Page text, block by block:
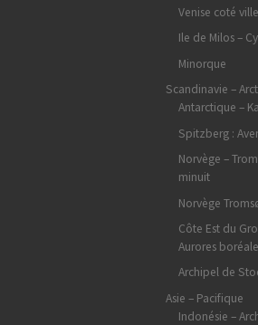
Venise coté
Ile de Milos –
Minorque
Scandinavie –
Antarctique –
Spitzberg :
Norvège –
minuit
Norvège
Côte Est du
Aurores
Archipel de
Asie – Pacifique
Indonésie –